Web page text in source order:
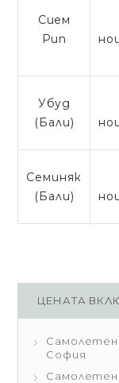
Сием
Рип
Убуд
(Бали)
Семиняк
(Бали)
ЦЕНАТА
София